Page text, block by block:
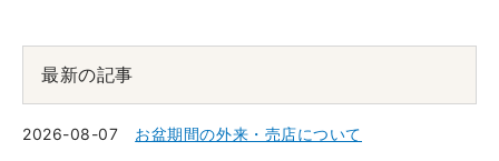
最新の記事
2026-08-07
お盆期間の外来・売店について